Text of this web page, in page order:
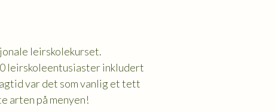
leirskolekurset.
leirskoleentusiaster inkludert
var det som vanlig et tett
arten på menyen!